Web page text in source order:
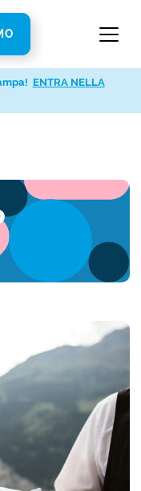
ENTRA NELLA